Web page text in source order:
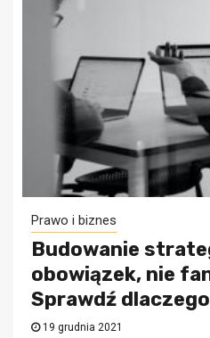
Prawo i biznes
Budowanie
obowiązek, nie
Sprawdź
19 grudnia 2021